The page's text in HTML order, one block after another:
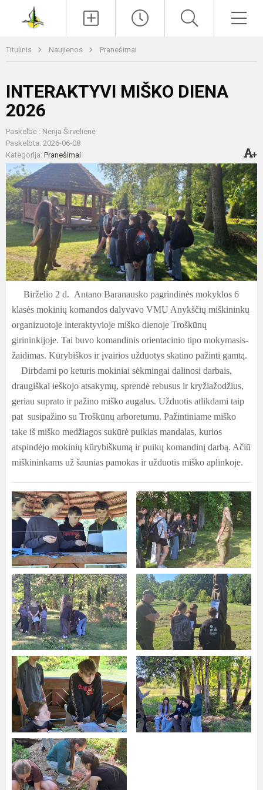
Titulinis Naujienos Pranešimai
INTERAKTYVI MIŠKO DIENA
2026
Paskelbė : Nerija Širvelienė
Paskelbta: 2026-06-08
Kategorija: Pranešimai
Birželio 2 d. Antano Baranausko pagrindinės mokyklos 6
klasės mokinių komandos dalyvavo VMU Anykščių miškininkų
organizuotoje interaktyvioje miško dienoje Troškūnų
girininkijoje. Tai buvo komandinis orientacinio tipo mokymasis-
žaidimas. Kūrybiškos ir įvairios užduotys skatino pažinti gamtą.
Dirbdami po keturis mokiniai sėkmingai dalinosi darbais,
draugiškai ieškojo atsakymų, sprendė rebusus ir kryžiažodžius,
geriau suprato ir pažino miško augalus. Užduotis atlikdami taip
pat susipažino su Troškūnų arboretumu. Pažintiniame miško
take iš miško medžiagos sukūrė puikias mandalas, kurios
atspindėjo mokinių kūrybiškumą ir puikų komandinį darbą. Ačiū
miškininkams už šaunias pamokas ir užduotis miško aplinkoje.